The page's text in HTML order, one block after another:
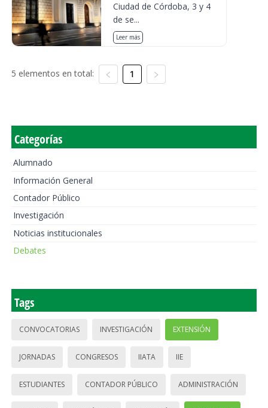
Ciudad de Córdoba, 3 y 4
de se...
Leer más
5 elementos en total: 1
Categorías
Alumnado
Información General
Contador Público
Investigación
Noticias institucionales
Debates
Tags
CONVOCATORIAS INVESTIGACIÓN EXTENSIÓN
JORNADAS CONGRESOS IIATA IIE
ESTUDIANTES CONTADOR PÚBLICO ADMINISTRACIÓN